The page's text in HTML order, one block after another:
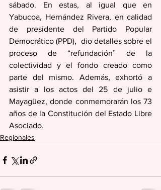
sábado. En estas, al igual que en
Yabucoa, Hernández Rivera, en calidad
de presidente del Partido Popular
Democrático (PPD),  dio detalles sobre el
proceso de “refundación” de la
colectividad y el fondo creado como
parte del mismo. Además, exhortó a
asistir a los actos del 25 de julio e
Mayagüez, donde conmemorarán los 73
años de la Constitución del Estado Libre
Asociado.
Regionales